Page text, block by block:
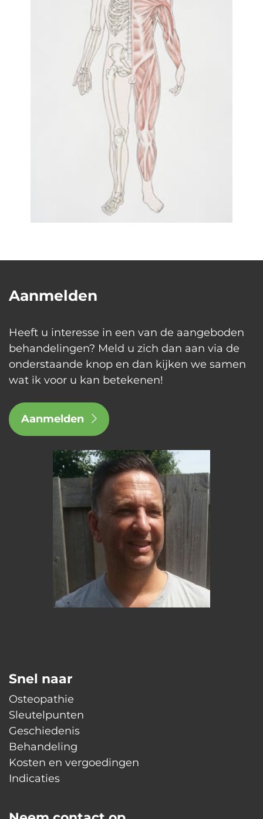
Aanmelden
Heeft u interesse in een van de aangeboden
behandelingen? Meld u zich dan aan via de
onderstaande knop en dan kijken we samen
wat ik voor u kan betekenen!
Aanmelden
Snel naar
Osteopathie
Sleutelpunten
Geschiedenis
Behandeling
Kosten en vergoedingen
Indicaties